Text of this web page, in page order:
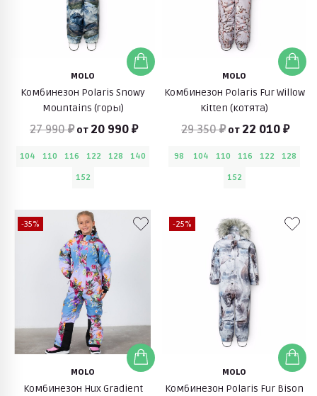
MOLO
Комбинезон Polaris Snowy
Mountains (горы)
27 990 ₽ от 20 990 ₽
104 110 116 122 128
140
152
MOLO
Комбинезон Polaris Fur Willow
Kitten (котята)
29 350 ₽ от 22 010 ₽
98 104 110 116 122
128
152
-35%
MOLO
Комбинезон Hux Gradient
-25%
MOLO
Комбинезон Polaris Fur Bison